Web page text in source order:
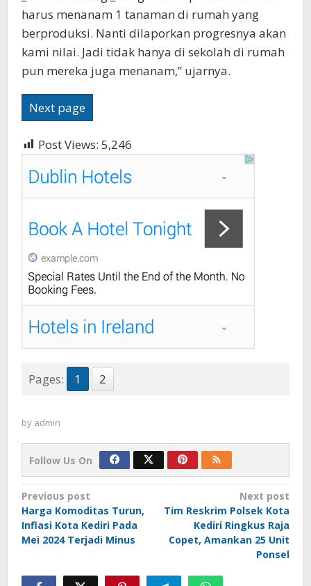
harus menanam 1 tanaman di rumah yang
berproduksi. Nanti dilaporkan progresnya akan
kami nilai. Jadi tidak hanya di sekolah di rumah
pun mereka juga menanam,” ujarnya.
Next page
Post Views: 5,246
Pages: 1 2
by admin
Follow Us On
Post
navigation
Previous post
Harga Komoditas Turun,
Inflasi Kota Kediri Pada
Mei 2024 Terjadi Minus
Next post
Tim Reskrim Polsek Kota
Kediri Ringkus Raja
Copet, Amankan 25 Unit
Ponsel